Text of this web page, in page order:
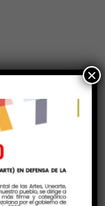
una
×